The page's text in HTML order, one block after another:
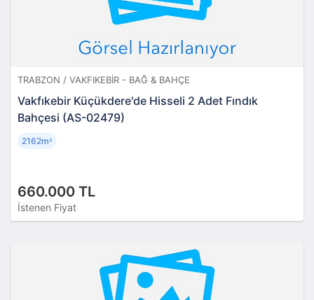
TRABZON / VAKFIKEBIR - BAĞ & BAHÇE
Vakfıkebir Küçükdere'de Hisseli 2 Adet Fındık
Bahçesi (AS-02479)
660.000 TL
İstenen Fiyat
2162m²